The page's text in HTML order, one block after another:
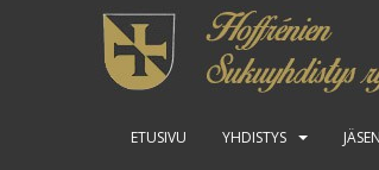
ETUSIVU YHDISTYS